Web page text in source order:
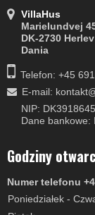
VillaHus
Marielundvej
DK-2730 Herlev
Dania
Telefon: +45
E-mail:
NIP:
Dane bankowe:
Godziny
Numer telefonu
Poniedziałek -